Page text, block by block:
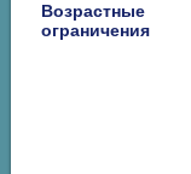
Возрастные
ограничения